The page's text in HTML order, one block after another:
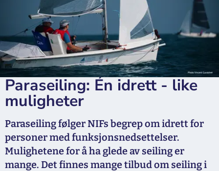
For seilere
Paraseiling: Én idrett - like
muligheter
Paraseiling følger NIFs begrep om idrett for
personer med funksjonsnedsettelser.
Mulighetene for å ha glede av seiling er
mange. Det finnes mange tilbud om seiling i